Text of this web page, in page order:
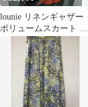
lounie リネンギャザー
ボリュームスカート オ
レンジ 38サイズ